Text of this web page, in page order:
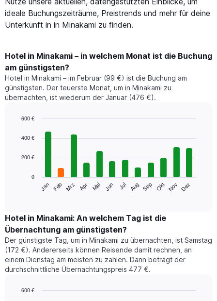
ideale Buchungszeiträume, Preistrends und mehr für deine
Unterkunft in in Minakami zu finden.
Hotel in Minakami – in welchem Monat ist die Buchung
am günstigsten?
Hotel in Minakami – im Februar (99 €) ist die Buchung am
günstigsten. Der teuerste Monat, um in Minakami zu
übernachten, ist wiederum der Januar (476 €).
chart
bars.
folgende
den
durchschnittlichen
Zimmerpreis
im
jeweiligen
Monat
an.
Diagramm
graphic.
Jan Feb Mrz Apr Mai Jun Jul Aug Sep Okt Nov Dez
0
200 €
400 €
600 €
Hotel in Minakami: An welchem Tag ist die
Übernachtung am günstigsten?
Der günstigste Tag, um in Minakami zu übernachten, ist Samstag
(172 €). Andererseits können Reisende damit rechnen, an
einem Dienstag am meisten zu zahlen. Dann beträgt der
durchschnittliche Übernachtungspreis 477 €.
600 €